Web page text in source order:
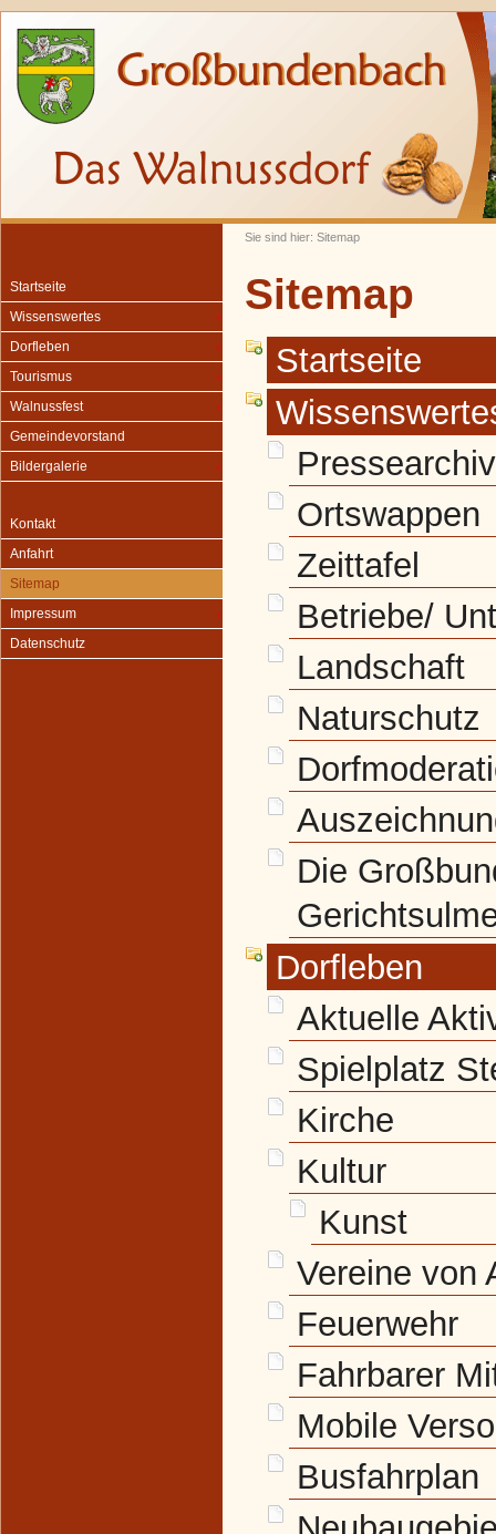
Sie sind hier: Sitemap
Startseite
Wissenswertes
Dorfleben
Tourismus
Walnussfest
Gemeindevorstand
Bildergalerie
Kontakt
Anfahrt
Sitemap
Impressum
Datenschutz
Sitemap
Startseite
Pressearchiv
Ortswappen
Zeittafel
Betriebe/
Landschaft
Naturschutz
Die
Dorfleben
Aktuelle
Spielplatz
Kirche
Kultur
Kunst
Vereine von
Feuerwehr
Fahrbarer
Mobile
Busfahrplan